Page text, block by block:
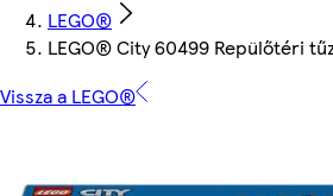
LEGO®
LEGO® City 60499 Repülőtéri
Vissza a LEGO®